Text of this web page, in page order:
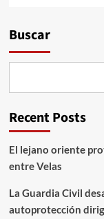
Buscar
Recent Posts
El lejano oriente
entre Velas
La Guardia Civil
autoprotección